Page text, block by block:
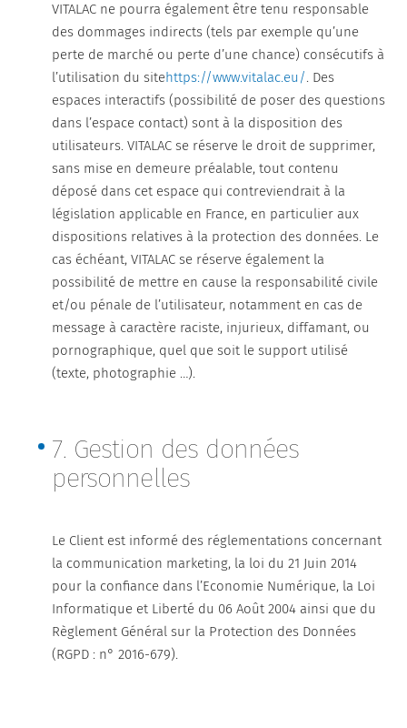
VITALAC ne pourra également être tenu responsable
des dommages indirects (tels par exemple qu’une
perte de marché ou perte d’une chance) consécutifs à
l’utilisation du sitehttps://www.vitalac.eu/. Des
espaces interactifs (possibilité de poser des questions
dans l’espace contact) sont à la disposition des
utilisateurs. VITALAC se réserve le droit de supprimer,
sans mise en demeure préalable, tout contenu
déposé dans cet espace qui contreviendrait à la
législation applicable en France, en particulier aux
dispositions relatives à la protection des données. Le
cas échéant, VITALAC se réserve également la
possibilité de mettre en cause la responsabilité civile
et/ou pénale de l’utilisateur, notamment en cas de
message à caractère raciste, injurieux, diffamant, ou
pornographique, quel que soit le support utilisé
(texte, photographie …).
7. Gestion des données
personnelles
Le Client est informé des réglementations concernant
la communication marketing, la loi du 21 Juin 2014
pour la confiance dans l’Economie Numérique, la Loi
Informatique et Liberté du 06 Août 2004 ainsi que du
Règlement Général sur la Protection des Données
(RGPD : n° 2016-679).